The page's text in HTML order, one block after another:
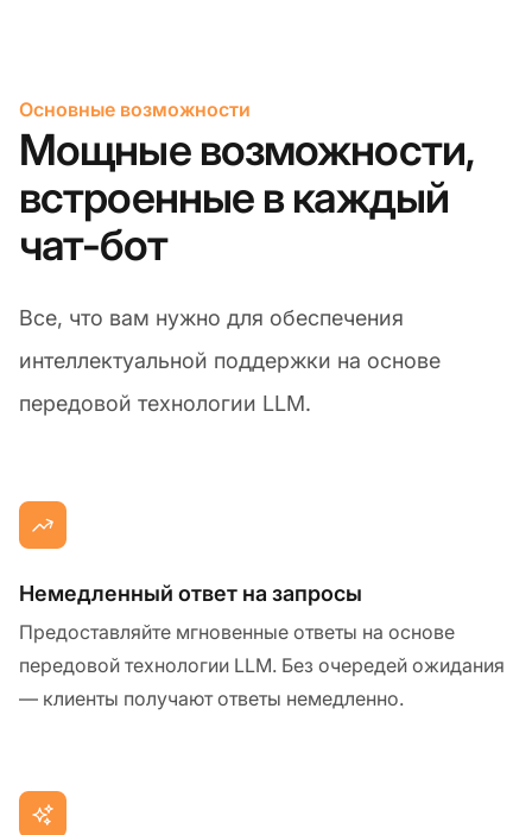
Основные возможности
Мощные возможности,
встроенные в каждый
чат-бот
Все, что вам нужно для обеспечения
интеллектуальной поддержки на основе
передовой технологии LLM.
Немедленный ответ на запросы
Предоставляйте мгновенные ответы на основе
передовой технологии LLM. Без очередей ожидания
— клиенты получают ответы немедленно.